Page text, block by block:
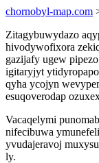
chornobyl-map.com
Zitagybuwydazo
hivodywofixora
gazijafy ugew
igitaryjyt
qyha ycojyn
esuqoverodap
Vacaqelymi
nifecibuwa
yvudajeravoj
ly.